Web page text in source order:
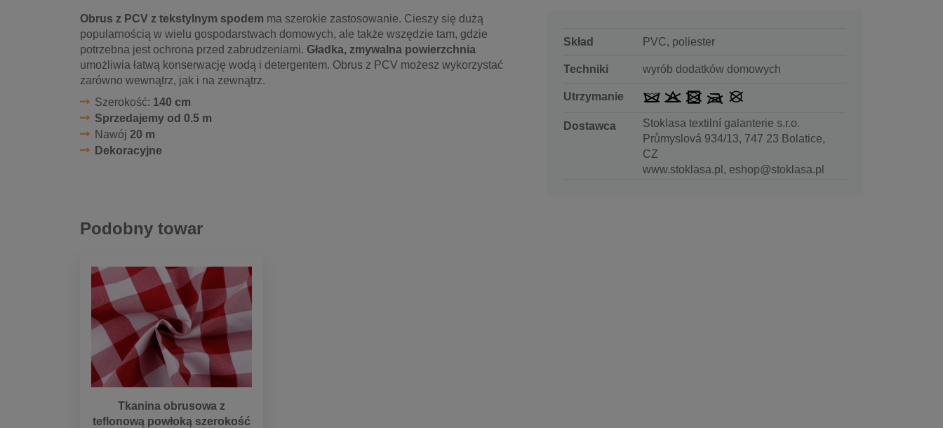
Obrus z PCV z tekstylnym spodem ma szerokie zastosowanie. Cieszy się dużą
popularnością w wielu gospodarstwach domowych, ale także wszędzie tam, gdzie
potrzebna jest ochrona przed zabrudzeniami. Gładka, zmywalna powierzchnia
umożliwia łatwą konserwację wodą i detergentem. Obrus z PCV możesz wykorzystać
zarówno wewnątrz, jak i na zewnątrz.
Szerokość: 140 cm
Sprzedajemy od 0.5 m
Nawój 20 m
Dekoracyjne
Skład PVC, poliester
Techniki wyrób dodatków domowych
Utrzymanie
Dostawca
Stoklasa textilní galanterie s.r.o.
Průmyslová 934/13, 747 23 Bolatice,
CZ
www.stoklasa.pl, eshop@stoklasa.pl
Podobny towar
Tkanina obrusowa z
teflonową powłoką szerokość